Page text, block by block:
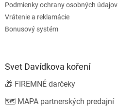
Podmienky ochrany osobných údajov
Vrátenie a reklamácie
Bonusový systém
Svet Davídkova koření
🎁 FIREMNÉ darčeky
🗺️ MAPA partnerských predajní